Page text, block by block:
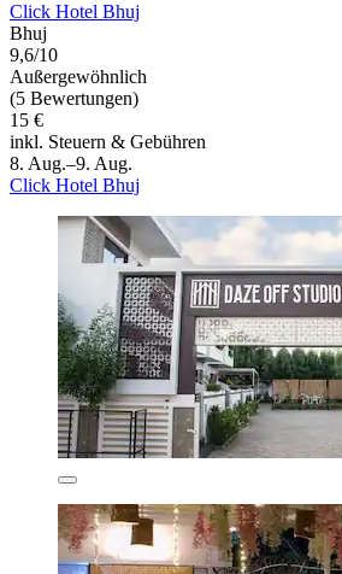
Click Hotel Bhuj
Bhuj
9,6/10
Außergewöhnlich
(5 Bewertungen)
15 €
inkl. Steuern & Gebühren
8. Aug.–9. Aug.
Click Hotel Bhuj